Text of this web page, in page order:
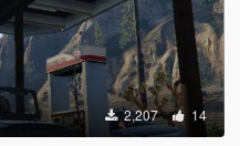
2,207 14